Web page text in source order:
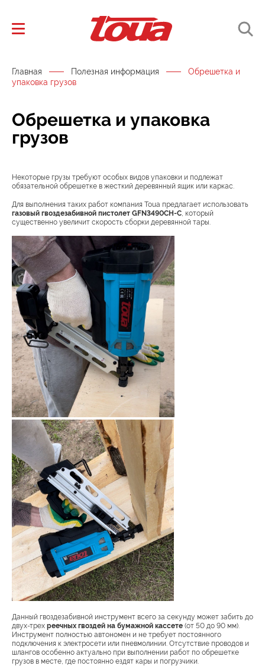
Главная Полезная информация
Обрешетка и
упаковка грузов
Обрешетка и упаковка
грузов
Некоторые грузы требуют особых видов упаковки и подлежат
обязательной обрешетке в жесткий деревянный ящик или каркас.
Для выполнения таких работ компания Toua предлагает использовать
газовый гвоздезабивной пистолет GFN3490CH-C , который
существенно увеличит скорость сборки деревянной тары.
Данный гвоздезабивной инструмент всего за секунду может забить до
двух-трех реечных гвоздей на бумажной кассете (от 50 до 90 мм).
Инструмент полностью автономен и не требует постоянного
подключения к электросети или пневмолинии. Отсутствие проводов и
шлангов особенно актуально при выполнении работ по обрешетке
грузов в месте, где постоянно ездят кары и погрузчики.